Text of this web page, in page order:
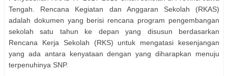
Tengah. Rencana Kegiatan dan Anggaran Sekolah (RKAS)
adalah dokumen yang berisi rencana program pengembangan
sekolah satu tahun ke depan yang disusun berdasarkan
Rencana Kerja Sekolah (RKS) untuk mengatasi kesenjangan
yang ada antara kenyataan dengan yang diharapkan menuju
terpenuhinya SNP.